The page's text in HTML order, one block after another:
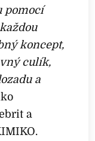
pomocí
koncept,
culík,
a
a